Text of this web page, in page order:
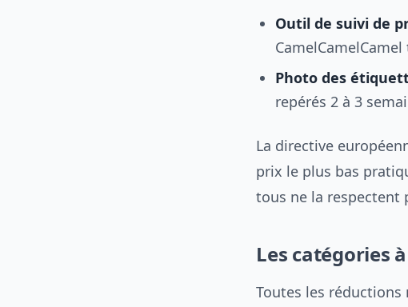
Outil de suivi de
Photo des
repérés 2 à 3
La directive
prix le plus bas
tous ne la respectent
Les catégories
Toutes les réductions